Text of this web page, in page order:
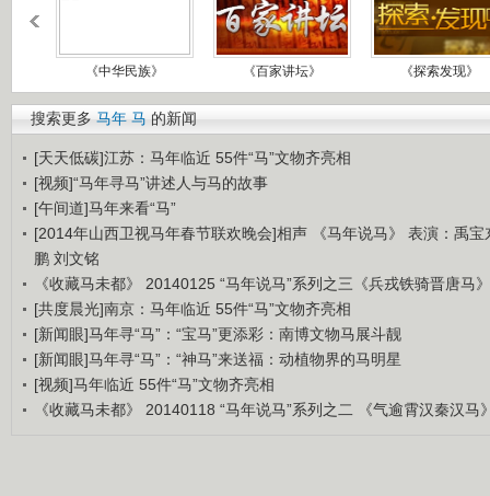
《中华民族》 《百家讲坛》 《探索发现》
搜索更多 马年 马 的新闻
[天天低碳]江苏：马年临近 55件“马”文物齐亮相
[视频]“马年寻马”讲述人与马的故事
[午间道]马年来看“马”
[2014年山西卫视马年春节联欢晚会]相声 《马年说马》 表演：禹宝
鹏 刘文铭
《收藏马未都》 20140125 “马年说马”系列之三《兵戎铁骑晋唐马》
[共度晨光]南京：马年临近 55件“马”文物齐亮相
[新闻眼]马年寻“马”：“宝马”更添彩：南博文物马展斗靓
[新闻眼]马年寻“马”：“神马”来送福：动植物界的马明星
[视频]马年临近 55件“马”文物齐亮相
《收藏马未都》 20140118 “马年说马”系列之二 《气逾霄汉秦汉马